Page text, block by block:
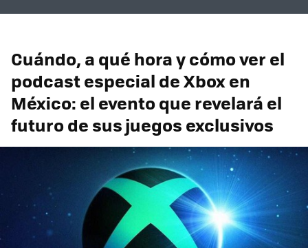
Cuándo, a qué hora y cómo ver el
podcast especial de Xbox en
México: el evento que revelará el
futuro de sus juegos exclusivos